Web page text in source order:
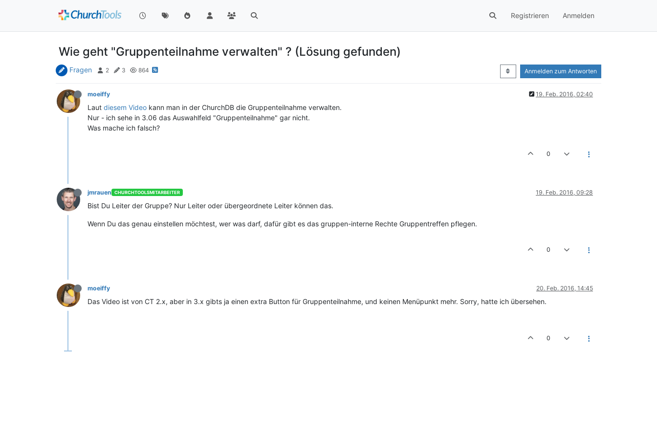
Registrieren Anmelden
Wie geht "Gruppenteilnahme verwalten" ? (Lösung gefunden)
Fragen 2 3 864 Anmelden zum Antworten
moeiffy 19. Feb. 2016, 02:40
Laut diesem Video kann man in der ChurchDB die Gruppenteilnahme verwalten.
Nur - ich sehe in 3.06 das Auswahlfeld "Gruppenteilnahme" gar nicht.
Was mache ich falsch?
0
jmrauen CHURCHTOOLSMITARBEITER 19. Feb. 2016, 09:28
Bist Du Leiter der Gruppe? Nur Leiter oder übergeordnete Leiter können das.
Wenn Du das genau einstellen möchtest, wer was darf, dafür gibt es das gruppen-interne Rechte Gruppentreffen pflegen.
0
moeiffy 20. Feb. 2016, 14:45
Das Video ist von CT 2.x, aber in 3.x gibts ja einen extra Button für Gruppenteilnahme, und keinen Menüpunkt mehr. Sorry, hatte ich übersehen.
0